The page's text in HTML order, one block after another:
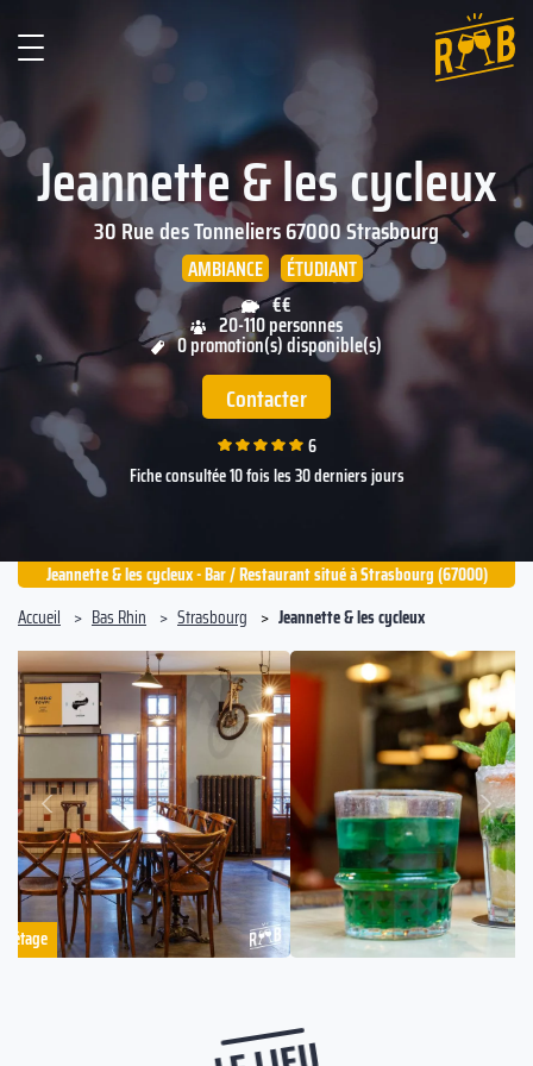
Jeannette & les cycleux
30 Rue des Tonneliers67000Strasbourg
AMBIANCE
ÉTUDIANT
€€
20-110 personnes
0 promotion(s) disponible(s)
Contacter
6
Fiche consultée 10 fois les 30 derniers jours
Jeannette & les cycleux - Bar / Restaurant situé à Strasbourg (67000)
Accueil
Bas Rhin Strasbourg Jeannette & les cycleux
Précédent
Suivant